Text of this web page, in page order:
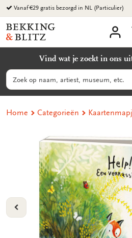
Ga
naar
content
Vanaf €29 gratis bezorgd in NL (Particulier)
Bekking
&
B.V.
Vind wat je zoekt in ons
Zoeken
Home Categorieën
VORIGE